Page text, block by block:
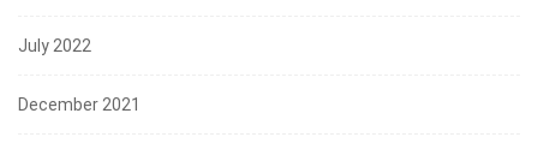
July 2022
December 2021